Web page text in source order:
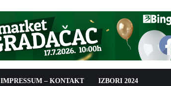
IMPRESSUM – KONTAKT IZBORI 2024